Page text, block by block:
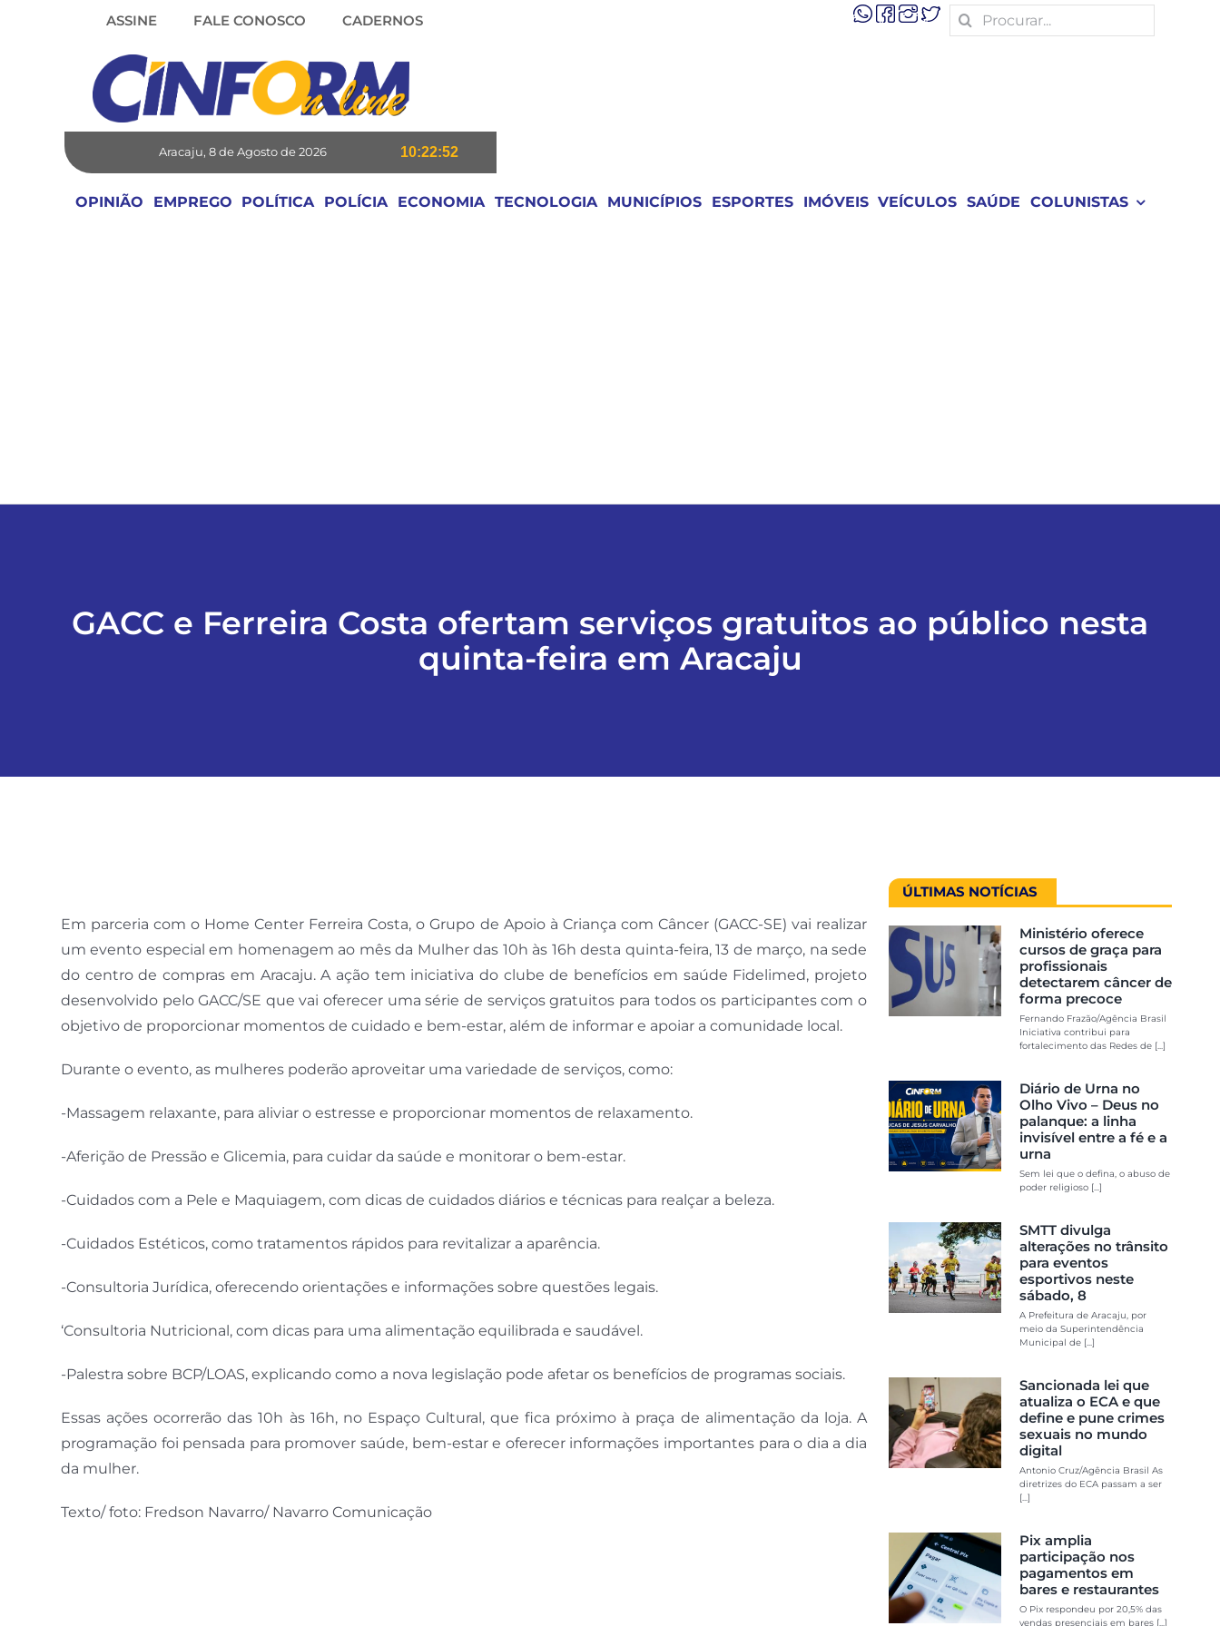
ASSINE FALE CONOSCO CADERNOS
Search
for:
Aracaju, 8 de Agosto de 2026 10:22:53
OPINIÃO EMPREGO POLÍTICA POLÍCIA ECONOMIA TECNOLOGIA MUNICÍPIOS ESPORTES IMÓVEIS VEÍCULOS SAÚDE COLUNISTAS
GACC e Ferreira Costa ofertam serviços gratuitos ao público nesta
quinta-feira em Aracaju
Em parceria com o Home Center Ferreira Costa, o Grupo de Apoio à Criança com Câncer (GACC-SE) vai realizar
um evento especial em homenagem ao mês da Mulher das 10h às 16h desta quinta-feira, 13 de março, na sede
do centro de compras em Aracaju. A ação tem iniciativa do clube de benefícios em saúde Fidelimed, projeto
desenvolvido pelo GACC/SE que vai oferecer uma série de serviços gratuitos para todos os participantes com o
objetivo de proporcionar momentos de cuidado e bem-estar, além de informar e apoiar a comunidade local.
Durante o evento, as mulheres poderão aproveitar uma variedade de serviços, como:
-Massagem relaxante, para aliviar o estresse e proporcionar momentos de relaxamento.
-Aferição de Pressão e Glicemia, para cuidar da saúde e monitorar o bem-estar.
-Cuidados com a Pele e Maquiagem, com dicas de cuidados diários e técnicas para realçar a beleza.
-Cuidados Estéticos, como tratamentos rápidos para revitalizar a aparência.
-Consultoria Jurídica, oferecendo orientações e informações sobre questões legais.
‘Consultoria Nutricional, com dicas para uma alimentação equilibrada e saudável.
-Palestra sobre BCP/LOAS, explicando como a nova legislação pode afetar os benefícios de programas sociais.
Essas ações ocorrerão das 10h às 16h, no Espaço Cultural, que fica próximo à praça de alimentação da loja. A
programação foi pensada para promover saúde, bem-estar e oferecer informações importantes para o dia a dia
da mulher.
Texto/ foto: Fredson Navarro/ Navarro Comunicação
ÚLTIMAS NOTÍCIAS
Ministério oferece
cursos de graça para
profissionais
detectarem câncer de
forma precoce
Fernando Frazão/Agência Brasil
Iniciativa contribui para
fortalecimento das Redes de [...]
Diário de Urna no
Olho Vivo – Deus no
palanque: a linha
invisível entre a fé e a
urna
Sem lei que o defina, o abuso de
poder religioso [...]
SMTT divulga
alterações no trânsito
para eventos
esportivos neste
sábado, 8
A Prefeitura de Aracaju, por
meio da Superintendência
Municipal de [...]
Sancionada lei que
atualiza o ECA e que
define e pune crimes
sexuais no mundo
digital
Antonio Cruz/Agência Brasil As
diretrizes do ECA passam a ser
[...]
Pix amplia
participação nos
pagamentos em
bares e restaurantes
O Pix respondeu por 20,5% das
vendas presenciais em bares [...]